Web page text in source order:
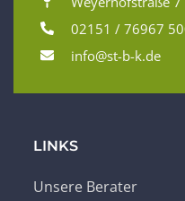
02151 / 76967
info@st-b-k.de
LINKS
Unsere Berater